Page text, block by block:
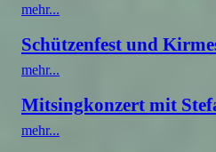
mehr...
Schützenfest und
mehr...
Mitsingkonzert mit
mehr...